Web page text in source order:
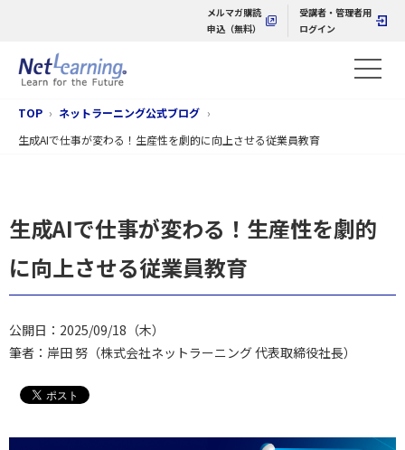
メルマガ購読
申込（無料）
受講者・管理者用
ログイン
TOP
ネットラーニング公式ブログ
生成AIで仕事が変わる！生産性を劇的に向上させる従業員教育
生成AIで仕事が変わる！生産性を劇的
に向上させる従業員教育
公開日：2025/09/18（木）
筆者：岸田 努（株式会社ネットラーニング 代表取締役社長）